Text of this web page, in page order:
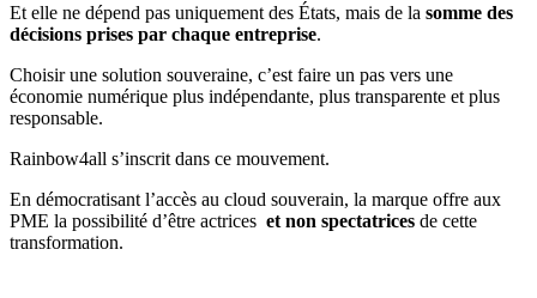
Et elle ne dépend pas uniquement des États, mais de la somme des
décisions prises par chaque entreprise.
Choisir une solution souveraine, c’est faire un pas vers une
économie numérique plus indépendante, plus transparente et plus
responsable.
Rainbow4all s’inscrit dans ce mouvement.
En démocratisant l’accès au cloud souverain, la marque offre aux
PME la possibilité d’être actrices et non spectatrices de cette
transformation.